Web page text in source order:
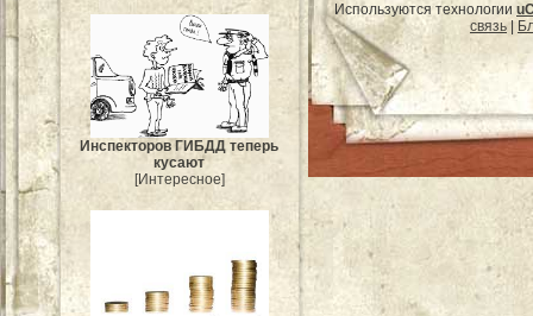
Инспекторов ГИБДД теперь
кусают
[Интересное]
Используются технологии
связь